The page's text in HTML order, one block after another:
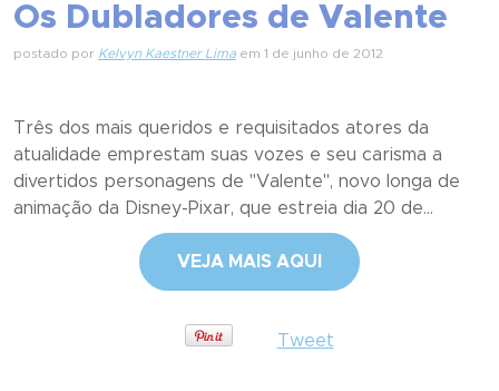
Os Dubladores de Valente
postado por Kelvyn Kaestner Lima em 1 de junho de 2012
Três dos mais queridos e requisitados atores da
atualidade emprestam suas vozes e seu carisma a
divertidos personagens de "Valente", novo longa de
animação da Disney-Pixar, que estreia dia 20 de...
VEJA MAIS AQUI
Tweet